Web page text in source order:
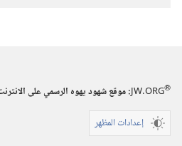
JW.ORG®
:‏ موقع شهود يهوه الرسمي على
إعدادات المظهر